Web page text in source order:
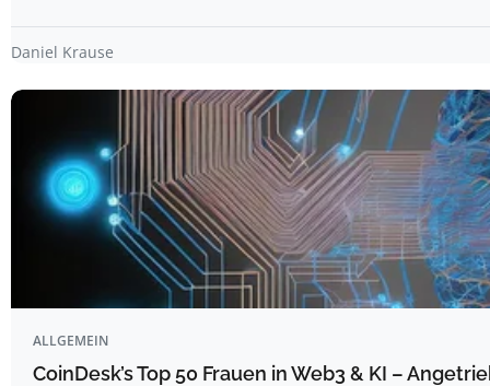
Daniel Krause
ALLGEMEIN
CoinDesk’s Top 50 Frauen in Web3 & KI –